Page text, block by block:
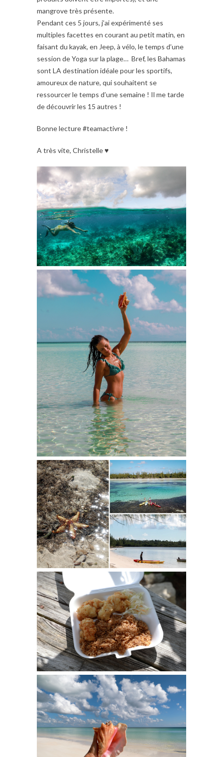
mangrove très présente.
Pendant ces 5 jours, j’ai expérimenté ses
multiples facettes en courant au petit matin, en
faisant du kayak, en Jeep, à vélo, le temps d’une
session de Yoga sur la plage… Bref, les Bahamas
sont LA destination idéale pour les sportifs,
amoureux de nature, qui souhaitent se
ressourcer le temps d’une semaine ! Il me tarde
de découvrir les 15 autres !
Bonne lecture #teamactivre !
A très vite, Christelle ♥